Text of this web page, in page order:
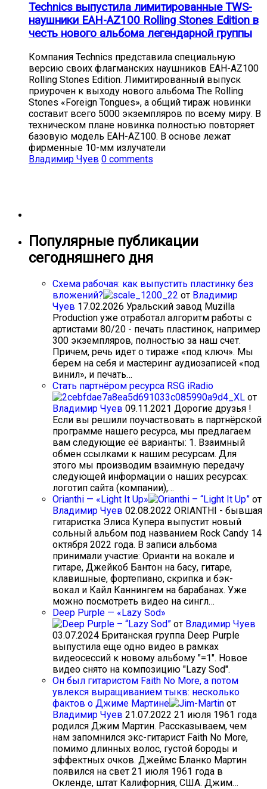
Technics выпустила лимитированные TWS-
наушники EAH-AZ100 Rolling Stones Edition в
честь нового альбома легендарной группы
Компания Technics представила специальную
версию своих флагманских наушников EAH-AZ100
Rolling Stones Edition. Лимитированный выпуск
приурочен к выходу нового альбома The Rolling
Stones «Foreign Tongues», а общий тираж новинки
составит всего 5000 экземпляров по всему миру. В
техническом плане новинка полностью повторяет
базовую модель EAH-AZ100. В основе лежат
фирменные 10-мм излучатели
Владимир Чуев 0 comments
Популярные публикации
сегодняшнего дня
Схема рабочая: как выпустить пластинку без
вложений?
от Владимир
Чуев 17.02.2026 Уральский завод Muzilla
Production уже отработал алгоритм работы с
артистами 80/20 - печать пластинок, например
300 экземпляров, полностью за наш счет.
Причем, речь идет о тираже «под ключ». Мы
берем на себя и мастеринг аудиозаписей «под
винил», и печать…
Стать партнёром ресурса RSG iRadio
от
Владимир Чуев 09.11.2021 Дорогие друзья !
Если вы решили поучаствовать в партнёрской
программе нашего ресурса, мы предлагаем
вам следующие её варианты: 1. Взаимный
обмен ссылками к нашим ресурсам. Для
этого мы производим взаимную передачу
следующей информации о наших ресурсах:
логотип сайта (компании),…
Orianthi — «Light It Up»
от
Владимир Чуев 02.08.2022 ORIANTHI - бывшая
гитаристка Элиса Купера выпустит новый
сольный альбом под названием Rock Candy 14
октября 2022 года. В записи альбома
принимали участие: Орианти на вокале и
гитаре, Джейкоб Бантон на басу, гитаре,
клавишные, фортепиано, скрипка и бэк-
вокал и Кайл Каннингем на барабанах. Уже
можно посмотреть видео на сингл…
Deep Purple — «Lazy Sod»
от Владимир Чуев
03.07.2024 Британская группа Deep Purple
выпустила еще одно видео в рамках
видеосессий к новому альбому "=1". Новое
видео снято на композицию "Lazy Sod".
Он был гитаристом Faith No More, а потом
увлекся выращиванием тыкв: несколько
фактов о Джиме Мартине
от
Владимир Чуев 21.07.2022 21 июля 1961 года
родился Джим Мартин. Рассказываем, чем
нам запомнился экс-гитарист Faith No More,
помимо длинных волос, густой бороды и
эффектных очков. Джеймс Бланко Мартин
появился на свет 21 июля 1961 года в
Окленде, штат Калифорния, США. Джим…